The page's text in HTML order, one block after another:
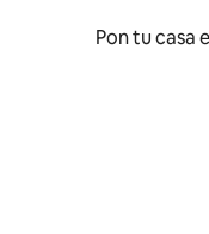
Pon tu casa